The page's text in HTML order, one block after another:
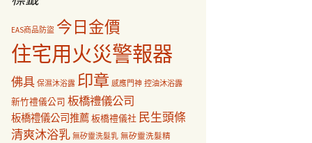
EAS商品防盜 今日金價
住宅用火災警報器
佛具 保濕沐浴露 印章 感應門神 控油沐浴露
新竹禮儀公司 板橋禮儀公司
板橋禮儀公司推薦板橋禮儀社 民生頭條
清爽沐浴乳 無矽靈洗髮乳 無矽靈洗髮精